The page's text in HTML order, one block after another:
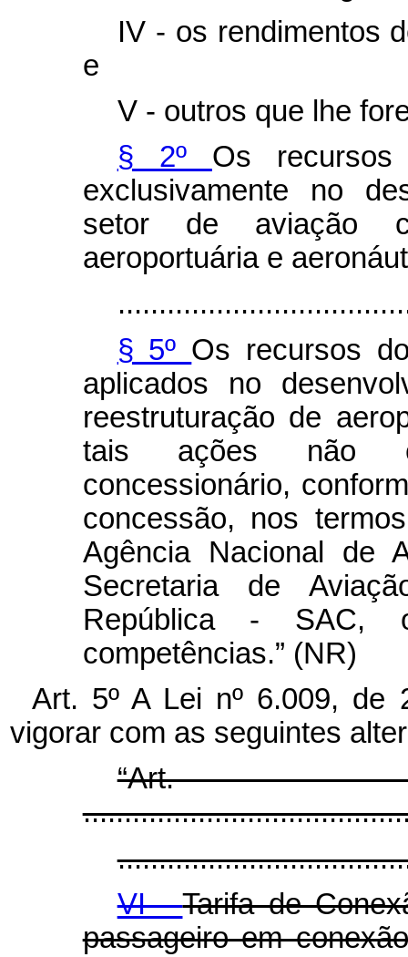
IV - os rendimentos
e
V - outros que lhe
§ 2º Os
exclusivamente no
setor de aviação
aeroportuária e
§ 5º Os recursos
aplicados no
reestruturação de
tais ações não
concessionário,
concessão, nos
Agência Nacional de
Secretaria de
República - SAC,
competências.” (NR)
Art. 5º A Lei nº 6.009, de
vigorar com as seguintes
VI -Tarifa de
passageiro em